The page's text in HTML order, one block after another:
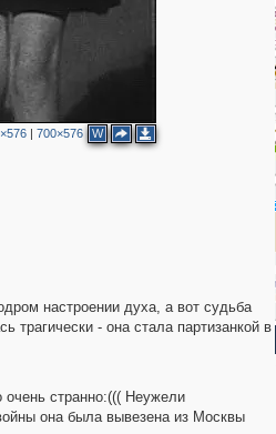
| 700×576 W
настроении духа, а вот судьба
трагически - она стала партизанкой в
странно:((( Неужели
она была вывезена из Москвы